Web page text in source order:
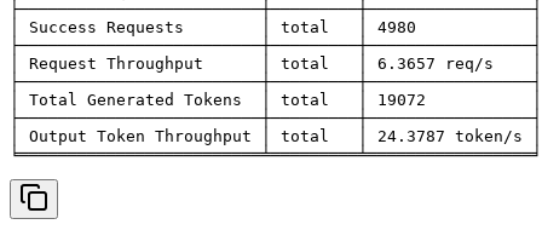
├─────────────────────────┼─────────┼─────────────────┤
│ Success Requests        │ total   │ 4980            │
├─────────────────────────┼─────────┼─────────────────┤
│ Request Throughput      │ total   │ 6.3657 req/s    │
├─────────────────────────┼─────────┼─────────────────┤
│ Total Generated Tokens  │ total   │ 19072           │
├─────────────────────────┼─────────┼─────────────────┤
│ Output Token Throughput │ total   │ 24.3787 token/s │
╘═════════════════════════╧═════════╧═════════════════╛